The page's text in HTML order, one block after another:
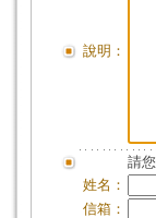
說明：
請
姓名：
信箱：